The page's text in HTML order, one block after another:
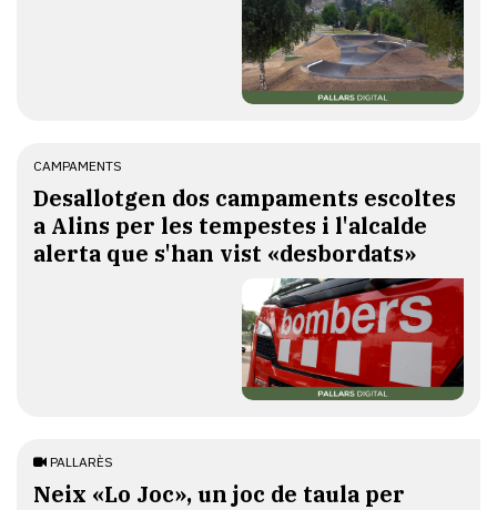
CAMPAMENTS
​Desallotgen dos campaments escoltes
a Alins per les tempestes i l'alcalde
alerta que s'han vist «desbordats»
PALLARÈS
​Neix «Lo Joc», un joc de taula per